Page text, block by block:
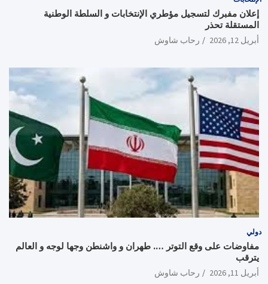
إعلان مفبرك لتسجيل مؤطري الإنتخابات و السلطة الوطنية
المستقلة تحذر
أبريل 12, 2026 رحاب شاوش
دولي
مفاوضات على وقع التوتر …. طهران و واشنطن وجها لوجه و العالم
يترقب
أبريل 11, 2026 رحاب شاوش